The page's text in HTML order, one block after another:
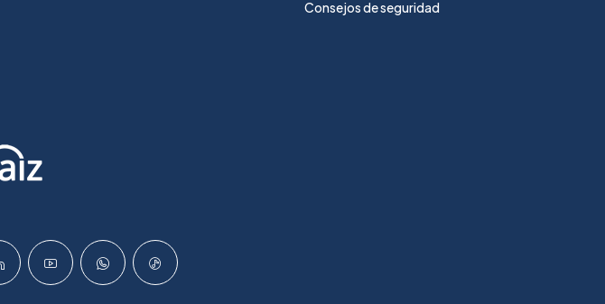
Consejos de seguridad